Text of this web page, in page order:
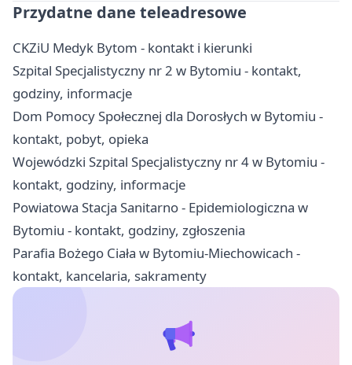
Przydatne dane teleadresowe
CKZiU Medyk Bytom - kontakt i kierunki
Szpital Specjalistyczny nr 2 w Bytomiu - kontakt,
godziny, informacje
Dom Pomocy Społecznej dla Dorosłych w Bytomiu -
kontakt, pobyt, opieka
Wojewódzki Szpital Specjalistyczny nr 4 w Bytomiu -
kontakt, godziny, informacje
Powiatowa Stacja Sanitarno - Epidemiologiczna w
Bytomiu - kontakt, godziny, zgłoszenia
Parafia Bożego Ciała w Bytomiu-Miechowicach -
kontakt, kancelaria, sakramenty